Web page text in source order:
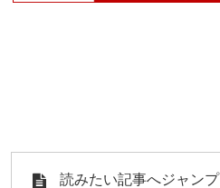
読みたい記事へジャンプ